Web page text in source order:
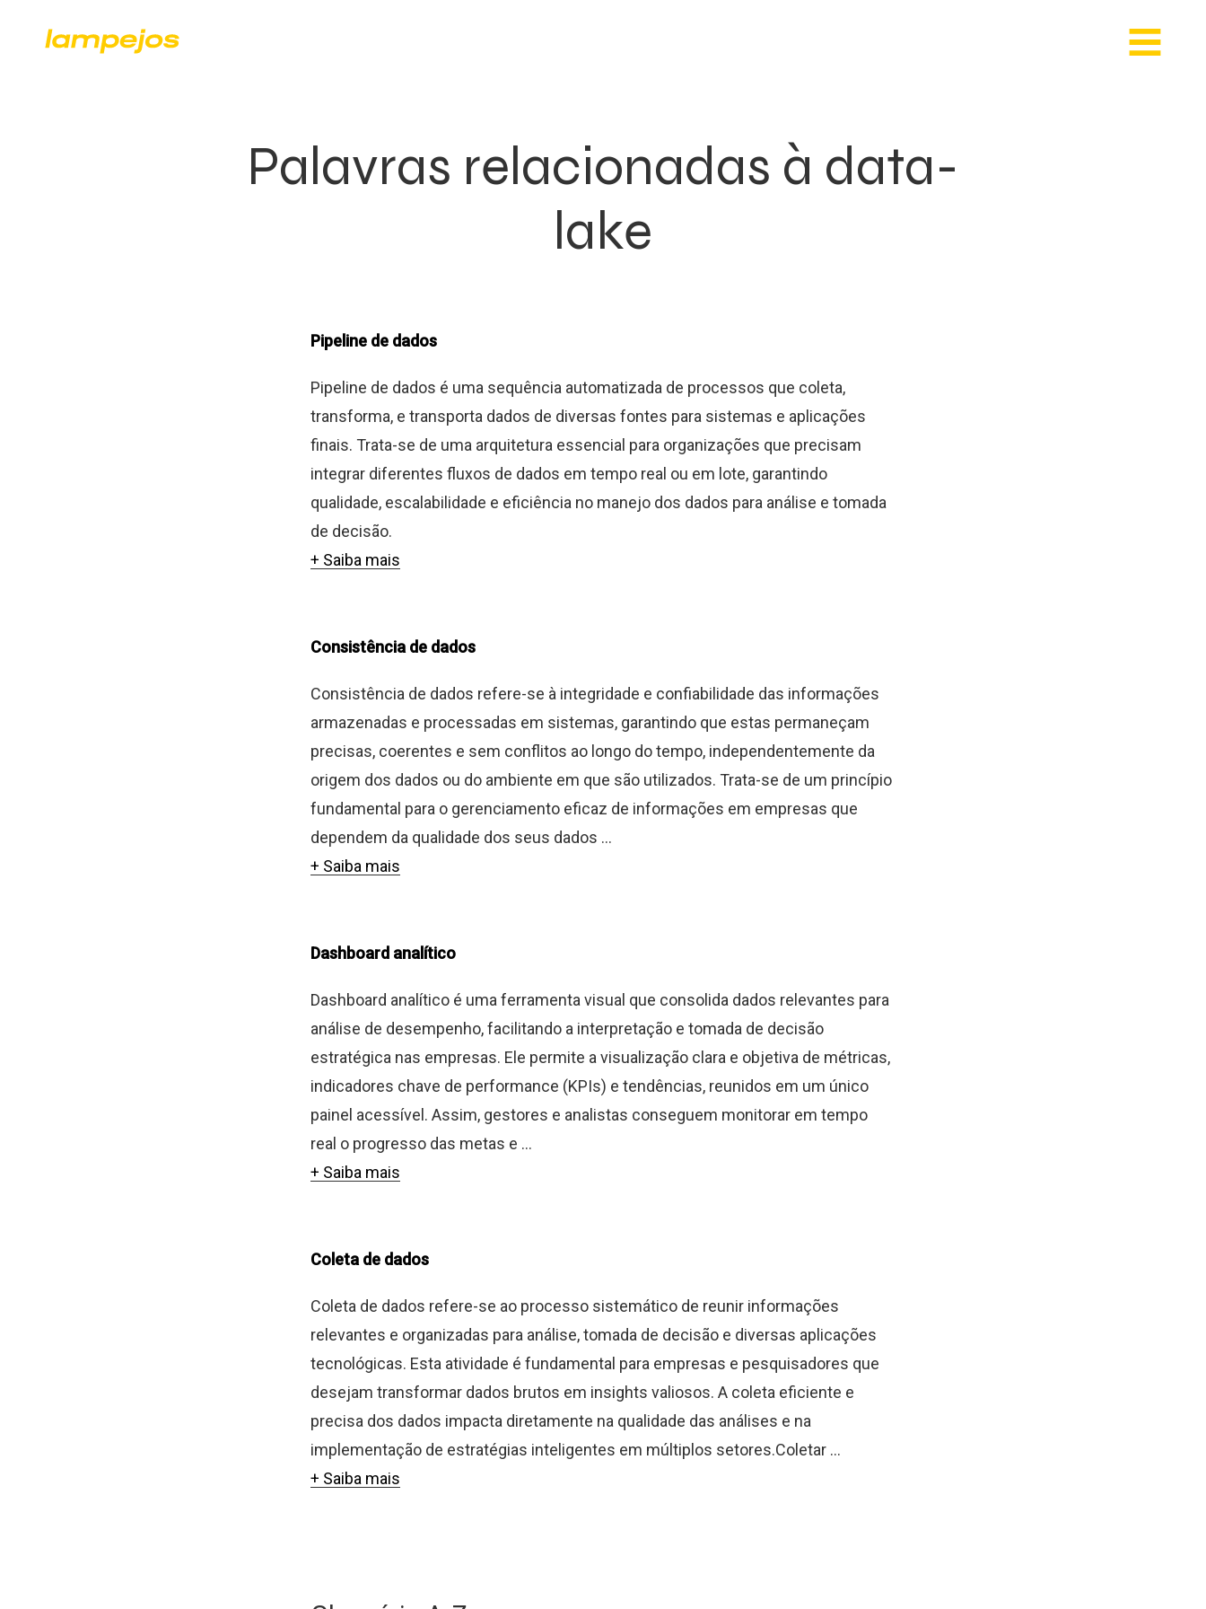
Palavras relacionadas à data-
lake
Pipeline de dados
Pipeline de dados é uma sequência automatizada de processos que coleta,
transforma, e transporta dados de diversas fontes para sistemas e aplicações
finais. Trata-se de uma arquitetura essencial para organizações que precisam
integrar diferentes fluxos de dados em tempo real ou em lote, garantindo
qualidade, escalabilidade e eficiência no manejo dos dados para análise e tomada
de decisão.
+ Saiba mais
Consistência de dados
Consistência de dados refere-se à integridade e confiabilidade das informações
armazenadas e processadas em sistemas, garantindo que estas permaneçam
precisas, coerentes e sem conflitos ao longo do tempo, independentemente da
origem dos dados ou do ambiente em que são utilizados. Trata-se de um princípio
fundamental para o gerenciamento eficaz de informações em empresas que
dependem da qualidade dos seus dados ...
+ Saiba mais
Dashboard analítico
Dashboard analítico é uma ferramenta visual que consolida dados relevantes para
análise de desempenho, facilitando a interpretação e tomada de decisão
estratégica nas empresas. Ele permite a visualização clara e objetiva de métricas,
indicadores chave de performance (KPIs) e tendências, reunidos em um único
painel acessível. Assim, gestores e analistas conseguem monitorar em tempo
real o progresso das metas e ...
+ Saiba mais
Coleta de dados
Coleta de dados refere-se ao processo sistemático de reunir informações
relevantes e organizadas para análise, tomada de decisão e diversas aplicações
tecnológicas. Esta atividade é fundamental para empresas e pesquisadores que
desejam transformar dados brutos em insights valiosos. A coleta eficiente e
precisa dos dados impacta diretamente na qualidade das análises e na
implementação de estratégias inteligentes em múltiplos setores.Coletar ...
+ Saiba mais